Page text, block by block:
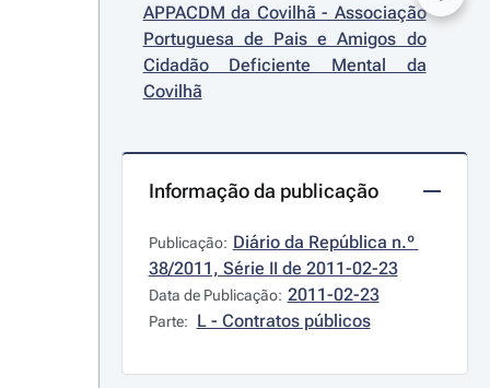
APPACDM da Covilhã - Associação
Portuguesa de Pais e Amigos do
Cidadão Deficiente Mental da
Covilhã
Informação da publicação
Publicação: Diário da República n.º
38/2011, Série II de 2011-02-23
Data de Publicação: 2011-02-23
Parte: L - Contratos públicos